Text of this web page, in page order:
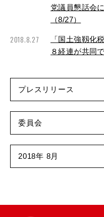
党議員懇話会
（8/27）
2018.8.27
「国土強靱化
８経連が共同